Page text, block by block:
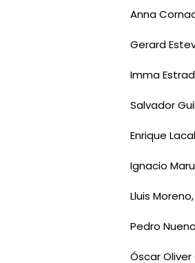
Anna
Gerard
Imma
Salvador
Enrique
Ignacio
Lluis
Pedro
Óscar